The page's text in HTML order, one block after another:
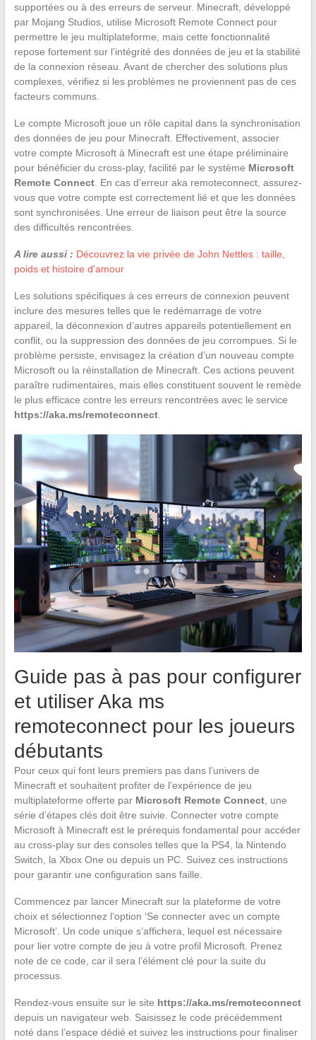
supportées ou à des erreurs de serveur. Minecraft, développé
par Mojang Studios, utilise Microsoft Remote Connect pour
permettre le jeu multiplateforme, mais cette fonctionnalité
repose fortement sur l’intégrité des données de jeu et la stabilité
de la connexion réseau. Avant de chercher des solutions plus
complexes, vérifiez si les problèmes ne proviennent pas de ces
facteurs communs.
Le compte Microsoft joue un rôle capital dans la synchronisation
des données de jeu pour Minecraft. Effectivement, associer
votre compte Microsoft à Minecraft est une étape préliminaire
pour bénéficier du cross-play, facilité par le système Microsoft
Remote Connect. En cas d’erreur aka remoteconnect, assurez-
vous que votre compte est correctement lié et que les données
sont synchronisées. Une erreur de liaison peut être la source
des difficultés rencontrées.
A lire aussi : Découvrez la vie privée de John Nettles : taille,
poids et histoire d'amour
Les solutions spécifiques à ces erreurs de connexion peuvent
inclure des mesures telles que le redémarrage de votre
appareil, la déconnexion d’autres appareils potentiellement en
conflit, ou la suppression des données de jeu corrompues. Si le
problème persiste, envisagez la création d’un nouveau compte
Microsoft ou la réinstallation de Minecraft. Ces actions peuvent
paraître rudimentaires, mais elles constituent souvent le remède
le plus efficace contre les erreurs rencontrées avec le service
https://aka.ms/remoteconnect.
Guide pas à pas pour configurer
et utiliser Aka ms
remoteconnect pour les joueurs
débutants
Pour ceux qui font leurs premiers pas dans l’univers de
Minecraft et souhaitent profiter de l’expérience de jeu
multiplateforme offerte par Microsoft Remote Connect, une
série d’étapes clés doit être suivie. Connecter votre compte
Microsoft à Minecraft est le prérequis fondamental pour accéder
au cross-play sur des consoles telles que la PS4, la Nintendo
Switch, la Xbox One ou depuis un PC. Suivez ces instructions
pour garantir une configuration sans faille.
Commencez par lancer Minecraft sur la plateforme de votre
choix et sélectionnez l’option ‘Se connecter avec un compte
Microsoft’. Un code unique s’affichera, lequel est nécessaire
pour lier votre compte de jeu à votre profil Microsoft. Prenez
note de ce code, car il sera l’élément clé pour la suite du
processus.
Rendez-vous ensuite sur le site https://aka.ms/remoteconnect
depuis un navigateur web. Saisissez le code précédemment
noté dans l’espace dédié et suivez les instructions pour finaliser